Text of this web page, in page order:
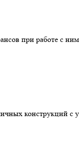
при работе с
конструкций с